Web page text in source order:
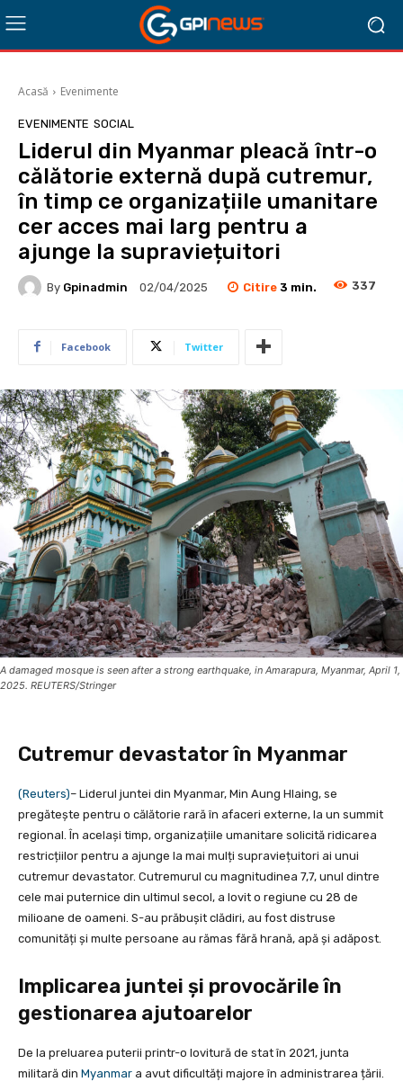
Acasă Evenimente
EVENIMENTE SOCIAL
Liderul din Myanmar pleacă într-o
călătorie externă după cutremur,
în timp ce organizațiile umanitare
cer acces mai larg pentru a
ajunge la supraviețuitori
By Gpinadmin 02/04/2025 Citire 3 min. 337
Facebook Twitter
A damaged mosque is seen after a strong earthquake, in Amarapura, Myanmar, April 1,
2025. REUTERS/Stringer
Cutremur devastator în Myanmar
(Reuters)– Liderul juntei din Myanmar, Min Aung Hlaing, se
pregătește pentru o călătorie rară în afaceri externe, la un summit
regional. În același timp, organizațiile umanitare solicită ridicarea
restricțiilor pentru a ajunge la mai mulți supraviețuitori ai unui
cutremur devastator. Cutremurul cu magnitudinea 7,7, unul dintre
cele mai puternice din ultimul secol, a lovit o regiune cu 28 de
milioane de oameni. S-au prăbușit clădiri, au fost distruse
comunități și multe persoane au rămas fără hrană, apă și adăpost.
Implicarea juntei și provocările în
gestionarea ajutoarelor
De la preluarea puterii printr-o lovitură de stat în 2021, junta
militară din Myanmar a avut dificultăți majore în administrarea țării.